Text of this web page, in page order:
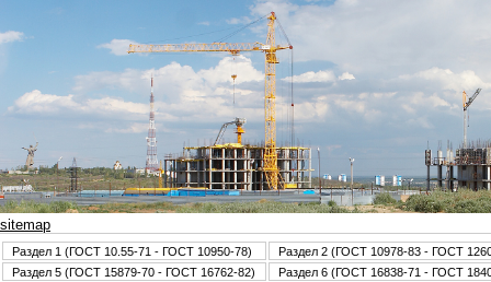
sitemap
Раздел 1 (ГОСТ 10.55-71 - ГОСТ 10950-78)
Раздел 2 (ГОСТ 10978-83 - ГОСТ
Раздел 5 (ГОСТ 15879-70 - ГОСТ 16762-82)
Раздел 6 (ГОСТ 16838-71 - ГОСТ